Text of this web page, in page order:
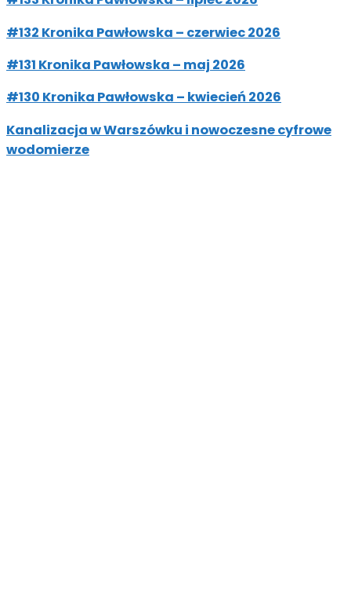
#132 Kronika Pawłowska – czerwiec 2026
#131 Kronika Pawłowska – maj 2026
#130 Kronika Pawłowska – kwiecień 2026
Kanalizacja w Warszówku i nowoczesne cyfrowe
wodomierze